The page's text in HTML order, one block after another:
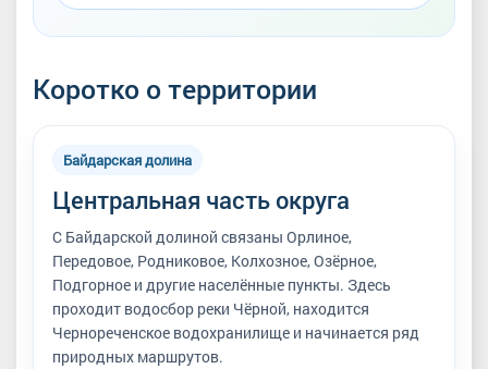
Коротко о территории
Байдарская долина
Центральная часть округа
С Байдарской долиной связаны Орлиное,
Передовое, Родниковое, Колхозное, Озёрное,
Подгорное и другие населённые пункты. Здесь
проходит водосбор реки Чёрной, находится
Чернореченское водохранилище и начинается ряд
природных маршрутов.